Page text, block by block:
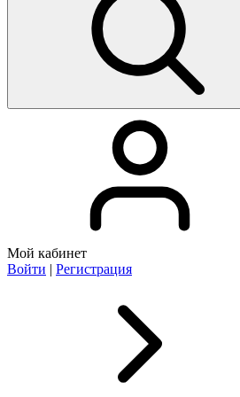
Мой кабинет
Войти | Регистрация